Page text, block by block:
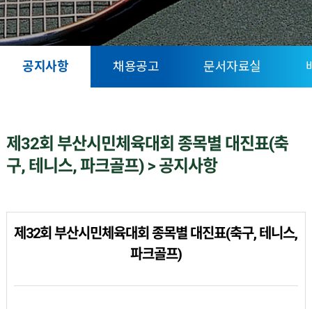
열기
공지사항 채용공고 문서자료실
제32회 부산시민체육대회 종목별 대진표(축
구, 테니스, 파크골프) > 공지사항
제32회 부산시민체육대회 종목별 대진표(축구, 테니스,
파크골프)